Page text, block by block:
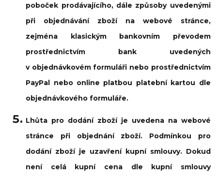
poboček prodávajícího, dále způsoby uvedenými
při objednávání zboží na webové stránce,
zejména klasickým bankovním převodem
prostřednictvím bank uvedených
v objednávkovém formuláři nebo prostřednictvím
PayPal nebo online platbou platební kartou dle
objednávkového formuláře.
Lhůta pro dodání zboží je uvedena na webové
stránce při objednání zboží. Podmínkou pro
dodání zboží je uzavření kupní smlouvy. Dokud
není celá kupní cena dle kupní smlouvy